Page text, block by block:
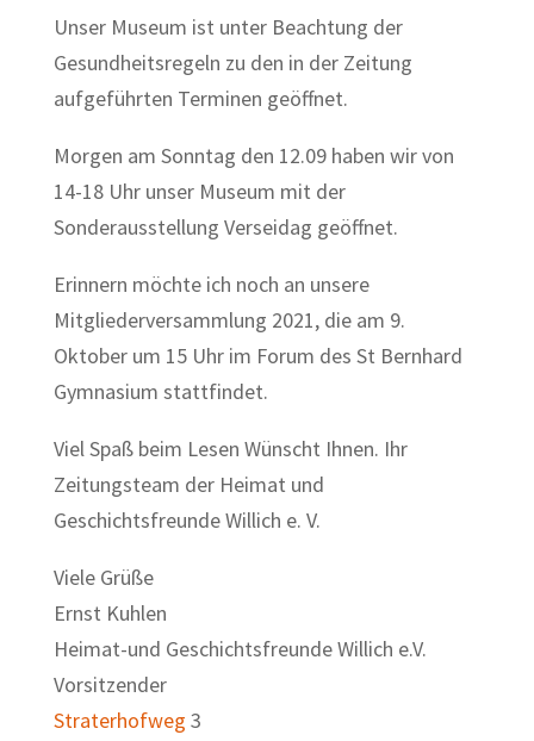
Unser Museum ist unter Beachtung der
Gesundheitsregeln zu den in der Zeitung
aufgeführten Terminen geöffnet.
Morgen am Sonntag den 12.09 haben wir von
14-18 Uhr unser Museum mit der
Sonderausstellung Verseidag geöffnet.
Erinnern möchte ich noch an unsere
Mitgliederversammlung 2021, die am 9.
Oktober um 15 Uhr im Forum des St Bernhard
Gymnasium stattfindet.
Viel Spaß beim Lesen Wünscht Ihnen. Ihr
Zeitungsteam der Heimat und
Geschichtsfreunde Willich e. V.
Viele Grüße
Ernst Kuhlen
Heimat-und Geschichtsfreunde Willich e.V.
Vorsitzender
Straterhofweg 3